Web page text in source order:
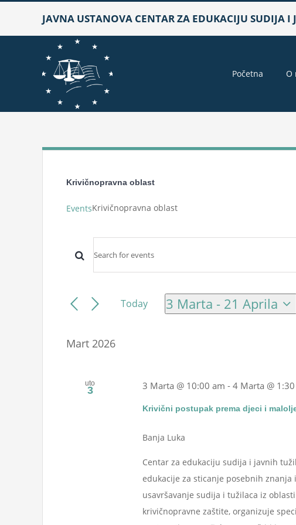
JAVNA USTANOVA CENTAR ZA EDUKACIJU SUDIJA
Početna O
Krivičnopravna oblast
EventsKrivičnopravna oblast
Events
and
Navigation
Enter
Search
for
by
Today 3 Marta - 21 Aprila
Select
Mart 2026
uto
3
Krivični postupak prema djeci i
3 Marta @ 10:00 am -4 Marta @
Banja Luka
Centar za edukaciju sudija i javnih
edukacije za sticanje posebnih
usavršavanje sudija i tužilaca iz
krivičnopravne zaštite, organizuje